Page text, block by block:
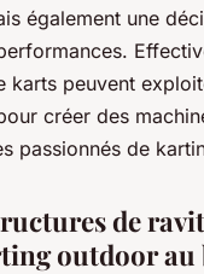
également une
karts peuvent
créer des
passionnés de
de
outdoor